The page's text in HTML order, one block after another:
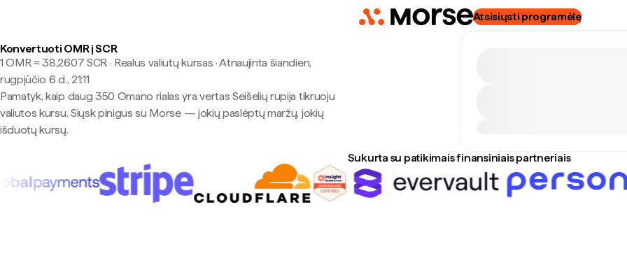
Atsisiųsti programėlę
Konvertuoti OMR į SCR
1 OMR ≈ 38,2607 SCR · Realus valiutų kursas ·Atnaujinta šiandien,
rugpjūčio 6 d., 21:11
Pamatyk, kaip daug 350 Omano rialas yra vertas Seišelių rupija tikruoju
valiutos kursu. Siųsk pinigus su Morse — jokių paslėptų maržų, jokių
išduotų kursų.
Sukurta su patikimais finansiniais partneriais